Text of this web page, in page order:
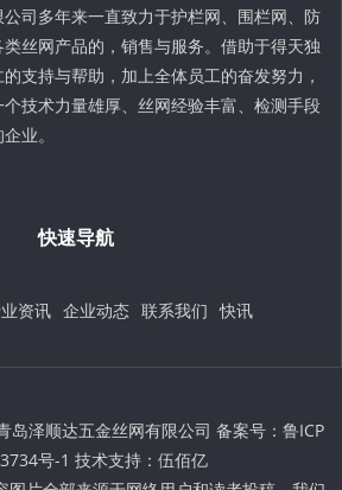
司多年来一直致力于护栏网、围栏网、防
丝网产品的，销售与服务。借助于得天独
支持与帮助，加上全体员工的奋发努力，
技术力量雄厚、丝网经验丰富、检测手段
业。
快速导航
资讯 企业动态 联系我们 快讯
岛泽顺达五金丝网有限公司 备案号： 鲁ICP
号-1 技术支持： 伍佰亿